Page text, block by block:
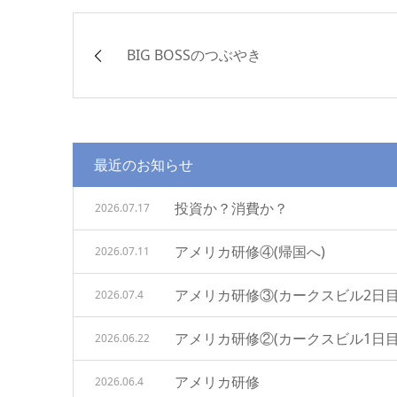
BIG BOSSのつぶやき
最近のお知らせ
投資か？消費か？
2026.07.17
アメリカ研修④(帰国へ)
2026.07.11
アメリカ研修③(カークスビル2日
2026.07.4
アメリカ研修②(カークスビル1日
2026.06.22
アメリカ研修
2026.06.4